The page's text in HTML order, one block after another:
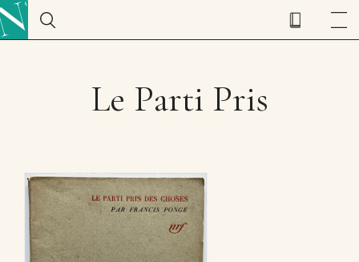
Le Parti Pris